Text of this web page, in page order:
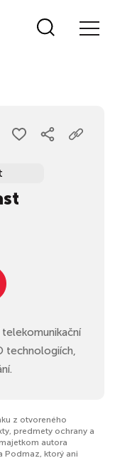
technologiích,
z otvoreného
predmety ochrany a
autora
Podmaz, ktorý ani